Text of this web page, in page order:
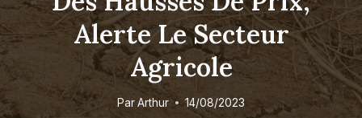
Alerte Le Secteur
Agricole
ParArthur 14/08/2023